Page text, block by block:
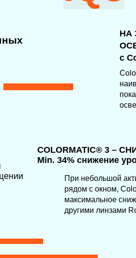
COLORMATIC® 3 –
При небольшой активации,
максимальное снижение
другими линзами Rodenstock